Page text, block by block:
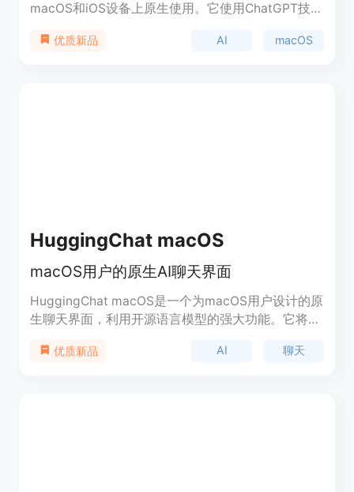
macOS和iOS设备上原生使用。它使用ChatGPT技
WriteMage可以记住会话中的内容，并根据上下文进
优质新品 AI macOS
HuggingChat macOS
macOS用户的原生AI聊天界面
HuggingChat macOS是一个为macOS用户设计的原
生聊天界面，利用开源语言模型的强大功能。它将高
直观的体验。
优质新品 AI 聊天